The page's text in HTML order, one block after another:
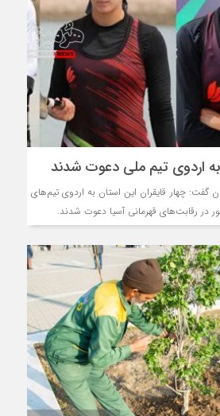
به اردوی تیم ملی دعوت شدند
گفت: چهار قایقران این استان به اردوی تیم‌های
در رقابت‌های قهرمانی آسیا دعوت شدند.